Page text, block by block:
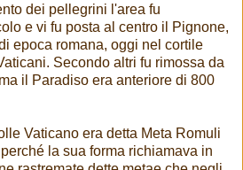
dei pellegrini l'area fu
e vi fu posta al centro il Pignone,
epoca romana, oggi nel cortile
Secondo altri fu rimossa da
il Paradiso era anteriore di 800
Vaticano era detta Meta Romuli
la sua forma richiamava in